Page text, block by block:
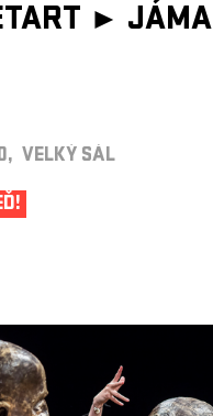
► JÁMA
VELKÝ SÁL